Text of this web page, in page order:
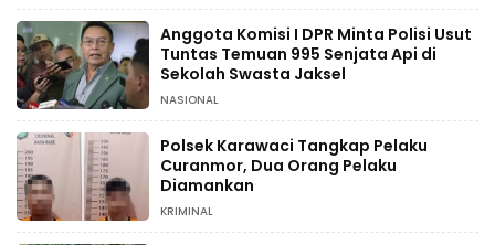
Anggota Komisi I DPR Minta Polisi Usut
Tuntas Temuan 995 Senjata Api di
Sekolah Swasta Jaksel
NASIONAL
Polsek Karawaci Tangkap Pelaku
Curanmor, Dua Orang Pelaku
Diamankan
KRIMINAL